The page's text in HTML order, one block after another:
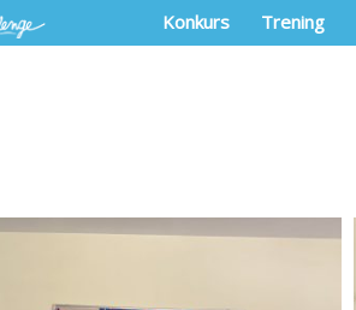
Konkurs Trening